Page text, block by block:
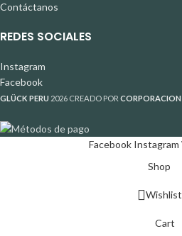
Contáctanos
REDES SOCIALES
Instagram
Facebook
GLÜCK PERU 2026 CREADO POR
Facebook Instagram
Shop
Wishlist
Cart